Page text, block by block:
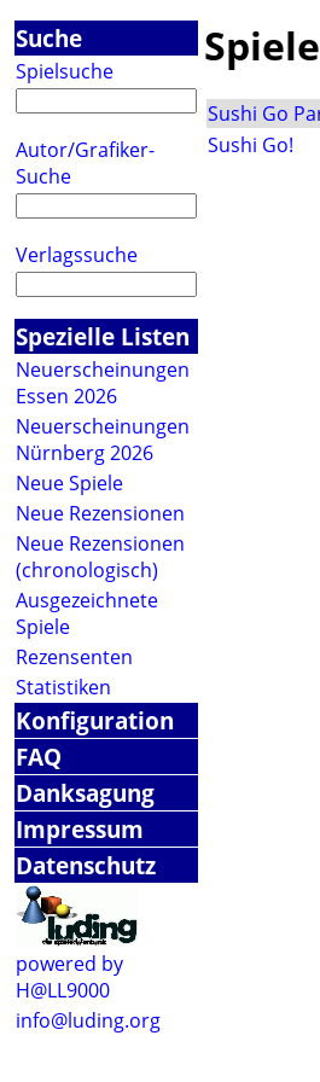
Suche
Spielsuche
Autor/Grafiker-
Suche
Verlagssuche
Spezielle Listen
Neuerscheinungen
Essen 2026
Neuerscheinungen
Nürnberg 2026
Neue Spiele
Neue Rezensionen
Neue Rezensionen
(chronologisch)
Ausgezeichnete
Spiele
Rezensenten
Statistiken
Konfiguration
FAQ
Danksagung
Impressum
Datenschutz
powered by
H@LL9000
info@luding.org
Sushi Go
Sushi Go!